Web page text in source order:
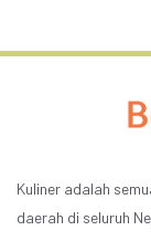
Kuliner adalah
daerah di seluruh